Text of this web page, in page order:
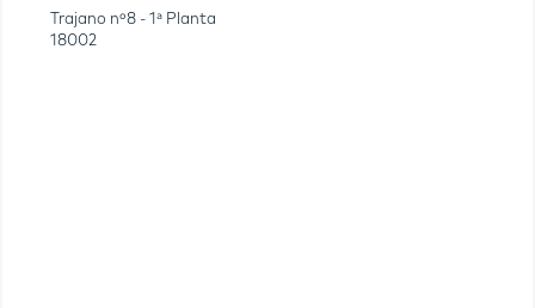
Trajano nº8 - 1ª Planta
18002